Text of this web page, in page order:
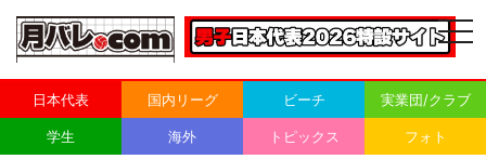
日本代表 国内リーグ ビーチ 実業団/クラブ
学生 海外 トピックス フォト